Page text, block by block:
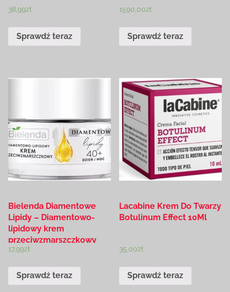
38,99zł
Sprawdź teraz
1590,00zł
Sprawdź teraz
Bielenda Diamentowe
Lipidy – Diamentowo-
lipidowy krem
przeciwzmarszczkowy
40+ dzień/noc 50ml krem
17,99zł
Sprawdź teraz
Lacabine Krem Do Twarzy
Botulinum Effect 10Ml
35,00zł
Sprawdź teraz